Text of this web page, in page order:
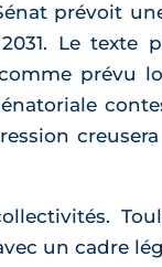
prévoit
Le texte
prévu
un cadre